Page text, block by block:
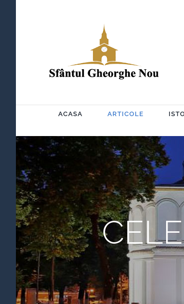
ACASA ARTICOLE